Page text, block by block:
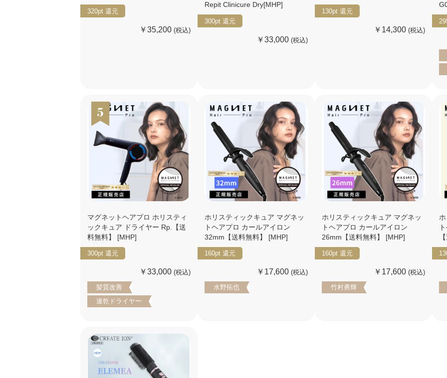
320pt 還元
￥35,200 (税込)
Repit Clinicure Dry[MHP]
300pt 還元
￥33,000(税込)
130pt 還元
￥14,300(税込)
マグネットヘアプロ ホリスティ
ックキュア ドライヤー Rp.【送
料無料】 [MHP]
300pt 還元
￥33,000 (税込)
髪質改善
速乾ドライヤー
ホリスティックキュア マグネッ
トヘアプロ カールアイロン
32mm【送料無料】 [MHP]
160pt 還元
￥17,600(税込)
水野拓也
ホリスティックキュア マグネッ
トヘアプロ カールアイロン
26mm【送料無料】 [MHP]
160pt 還元
￥17,600(税込)
竹村勇輝